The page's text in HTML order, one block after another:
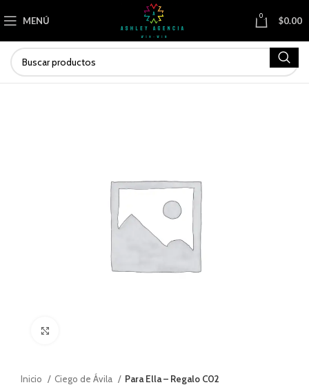
MENÚ 0 $0.00
Inicio Ciego de Ávila Para Ella – Regalo C02